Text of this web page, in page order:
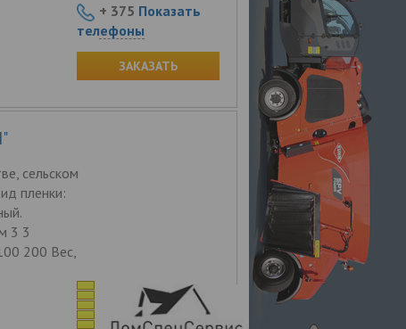
+ 375 Показать
телефоны
ЗАКАЗАТЬ
сельском
пленки:
3 3
200 Вес,